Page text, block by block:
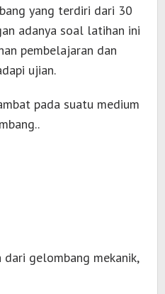
yang terdiri dari 30
adanya soal latihan ini
pembelajaran dan
ujian.
pada suatu medium
gelombang mekanik,